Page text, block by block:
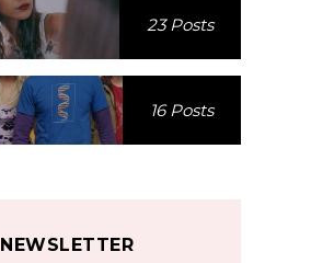
23 Posts
16 Posts
NEWSLETTER